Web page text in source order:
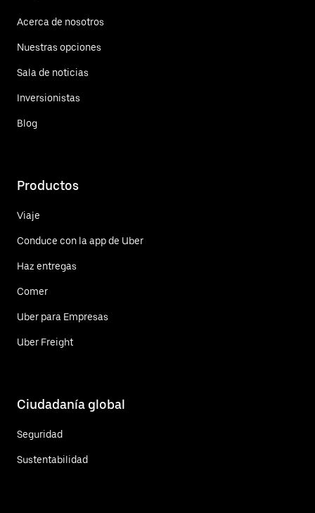
Acerca de nosotros
Nuestras opciones
Sala de noticias
Inversionistas
Blog
Productos
Viaje
Conduce con la app de Uber
Haz entregas
Comer
Uber para Empresas
Uber Freight
Ciudadanía global
Seguridad
Sustentabilidad